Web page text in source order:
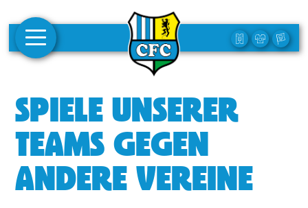
1. MANNSCHAFT
FRAUEN
CAMPUS
SPIELE UNSERER
TEAMS GEGEN
ANDERE VEREINE